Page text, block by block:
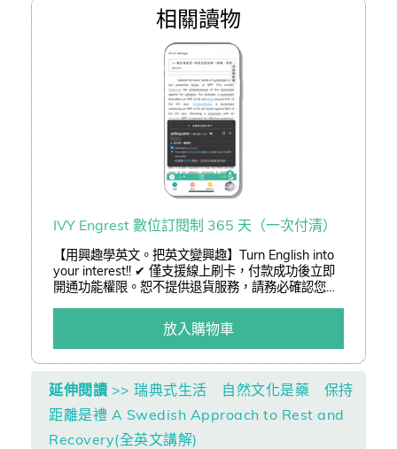
相關讀物
IVY Engrest 數位訂閱制 365 天（一次付清）
【用興趣學英文。把英文變興趣】Turn English into
your interest!! ✔ 僅支援線上刷卡，付款成功後立即
開通功能權限。恕不提供退貨服務，請務必確認您已
(查詢)」或「折價券(查詢)」折抵二擇一。 ✔ 以低於
3 折加購嚴選好書。放入購物車
延伸閱讀 >> 瑞典式生活 自然文化是藥 保持
距離是禮 A Swedish Approach to Rest and
Recovery(全英文講解)